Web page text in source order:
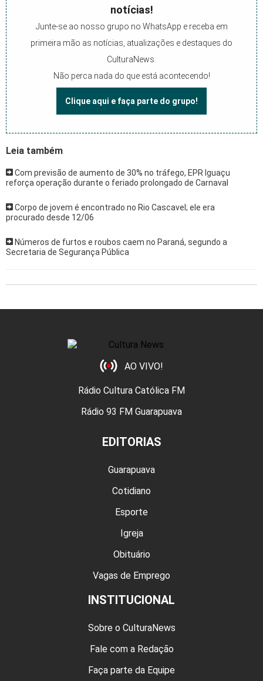
notícias!
Junte-se ao nosso grupo no WhatsApp e receba em
primeira mão as notícias, atualizações e destaques do
CulturaNews.
Não perca nada do que está acontecendo!
Clique aqui e faça parte do grupo!
Leia também
Com previsão de aumento de 30% no tráfego, EPR Iguaçu
reforça operação durante o feriado prolongado de Carnaval
Corpo de jovem é encontrado no Rio Cascavel; ele era
procurado desde 12/06
Números de furtos e roubos caem no Paraná, segundo a
Secretaria de Segurança Pública
AO VIVO!
Rádio Cultura Católica FM
Rádio 93 FM Guarapuava
EDITORIAS
Guarapuava
Cotidiano
Esporte
Igreja
Obituário
Vagas de Emprego
INSTITUCIONAL
Sobre o CulturaNews
Fale com a Redação
Faça parte da Equipe